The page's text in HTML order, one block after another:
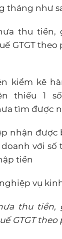
tháng như
thu tiền,
GTGT
kiểm kê
thiếu 1
tìm được
nhận được
với số
tiền
vụ
thu tiền,
GTGT